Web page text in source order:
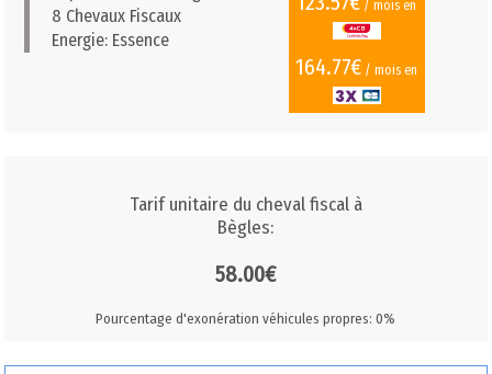
8 Chevaux Fiscaux
Energie: Essence
/ mois en
164.77€ / mois en
Tarif unitaire du cheval fiscal à
Bègles:
58.00€
Pourcentage d'exonération véhicules propres: 0%